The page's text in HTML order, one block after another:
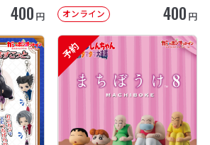
400 円 オンライン 400 円
予約